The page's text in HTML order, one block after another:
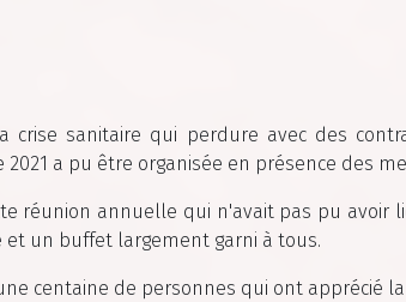
crise sanitaire qui perdure avec des
2021 a pu être organisée en présence des
réunion annuelle qui n'avait pas pu avoir
et un buffet largement garni à tous.
centaine de personnes qui ont apprécié